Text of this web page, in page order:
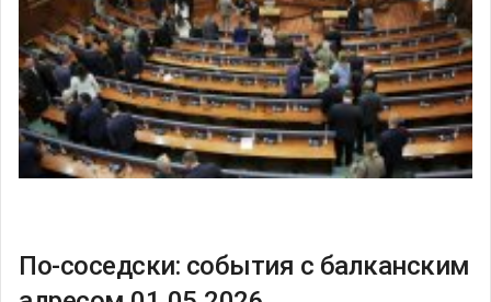
По-соседски: события с балканским